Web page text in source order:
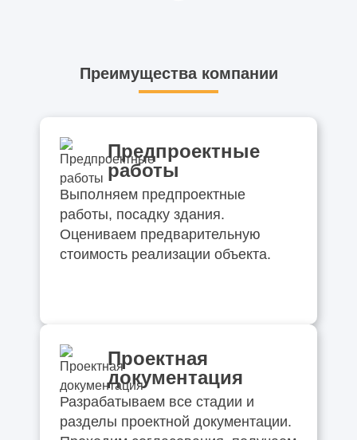
Преимущества компании
Предпроектные
работы
Выполняем предпроектные
работы, посадку здания.
Оцениваем предварительную
стоимость реализации объекта.
Проектная
документация
Разрабатываем все стадии и
разделы проектной документации.